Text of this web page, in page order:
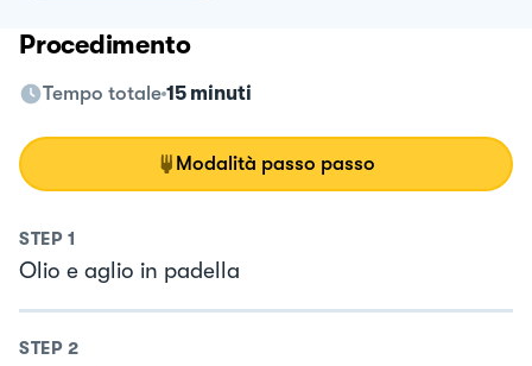
Procedimento
Tempo totale 15 minuti
Modalità passo passo
STEP 1
Olio e aglio in padella
STEP 2